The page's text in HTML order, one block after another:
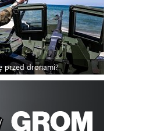
przed dronami?